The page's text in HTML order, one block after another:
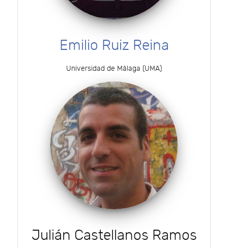
Emilio Ruiz Reina
Universidad de Málaga (UMA)
Julián Castellanos Ramos